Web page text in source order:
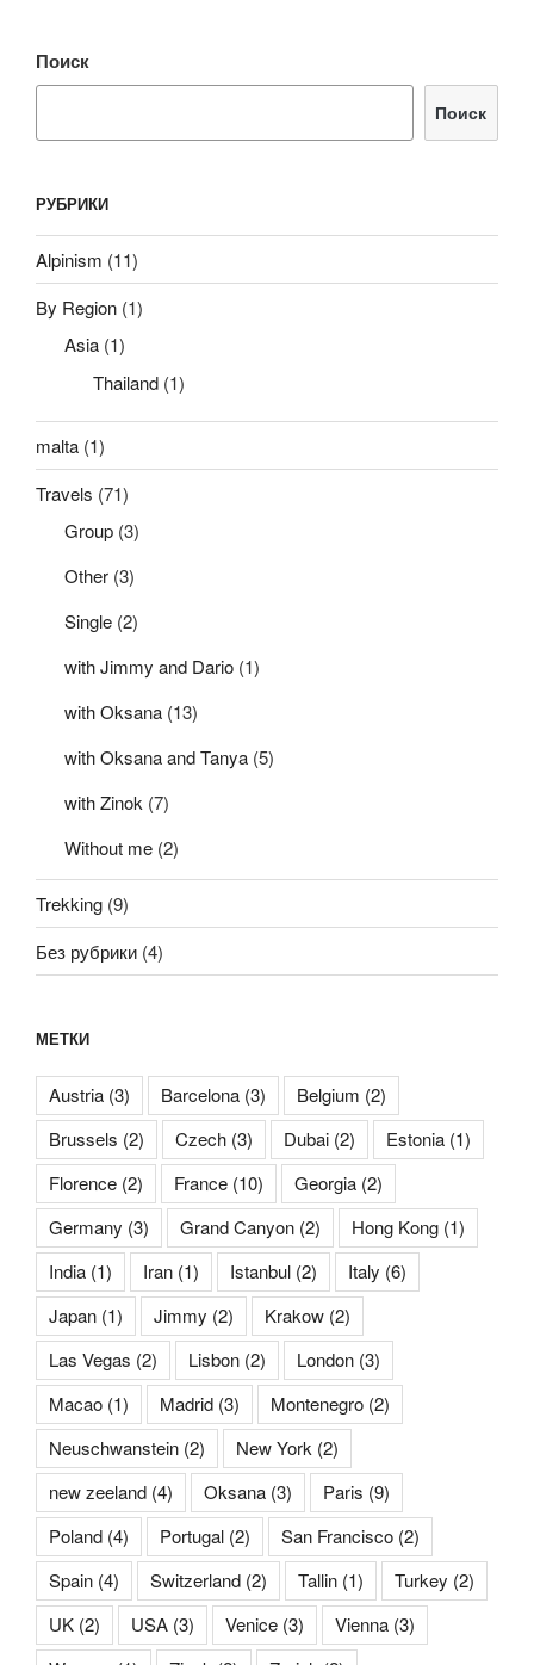
Поиск
Поиск
РУБРИКИ
Alpinism (11)
By Region (1)
Asia (1)
Thailand (1)
malta (1)
Travels (71)
Group (3)
Other (3)
Single (2)
with Jimmy and Dario (1)
with Oksana (13)
with Oksana and Tanya (5)
with Zinok (7)
Without me (2)
Trekking (9)
Без рубрики (4)
МЕТКИ
Austria (3) Barcelona (3) Belgium (2)
Brussels (2) Czech (3) Dubai (2) Estonia (1)
Florence (2) France (10) Georgia (2)
Germany (3) Grand Canyon (2) Hong Kong (1)
India (1) Iran (1) Istanbul (2) Italy (6)
Japan (1) Jimmy (2) Krakow (2)
Las Vegas (2) Lisbon (2) London (3)
Macao (1) Madrid (3) Montenegro (2)
Neuschwanstein (2) New York (2)
new zeeland (4) Oksana (3) Paris (9)
Poland (4) Portugal (2) San Francisco (2)
Spain (4) Switzerland (2) Tallin (1) Turkey (2)
UK (2) USA (3) Venice (3) Vienna (3)